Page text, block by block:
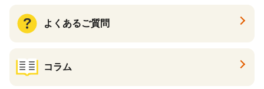
よくあるご質問
コラム